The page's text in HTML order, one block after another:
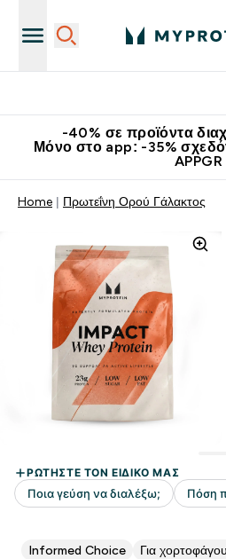
-40% σε προϊόντα
Μόνο στο app: -35%
APPGR
Home Πρωτεΐνη Ορού Γάλακτος
Informed Choice Για